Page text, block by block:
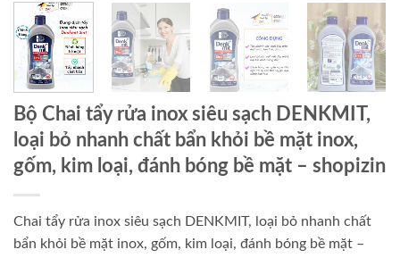
Bộ Chai tẩy rửa inox siêu sạch DENKMIT,
loại bỏ nhanh chất bẩn khỏi bề mặt inox,
gốm, kim loại, đánh bóng bề mặt – shopizin
Chai tẩy rửa inox siêu sạch DENKMIT, loại bỏ nhanh chất
bẩn khỏi bề mặt inox, gốm, kim loại, đánh bóng bề mặt –